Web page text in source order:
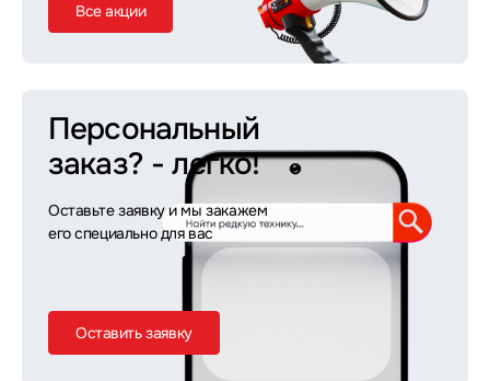
Все акции
Персональный
заказ? - легко!
Оставьте заявку и мы закажем
его специально для вас
Оставить заявку